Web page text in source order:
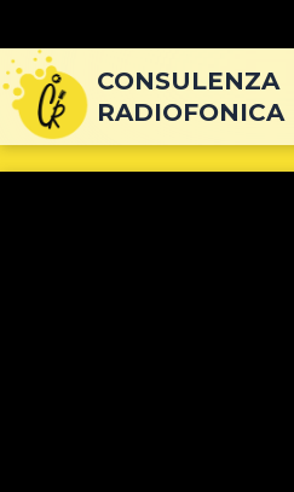
CONSULENZA
RADIOFONICA